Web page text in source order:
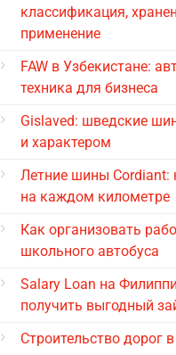
классификация,
применение
FAW в Узбекистане:
техника для бизнеса
Gislaved: шведские
и характером
Летние шины Cordiant:
на каждом километре
Как организовать
школьного автобуса
Salary Loan на
получить выгодный
Строительство дорог